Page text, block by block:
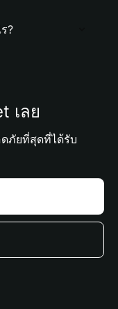
?
เลย
ภัยที่สุดที่ได้รับ